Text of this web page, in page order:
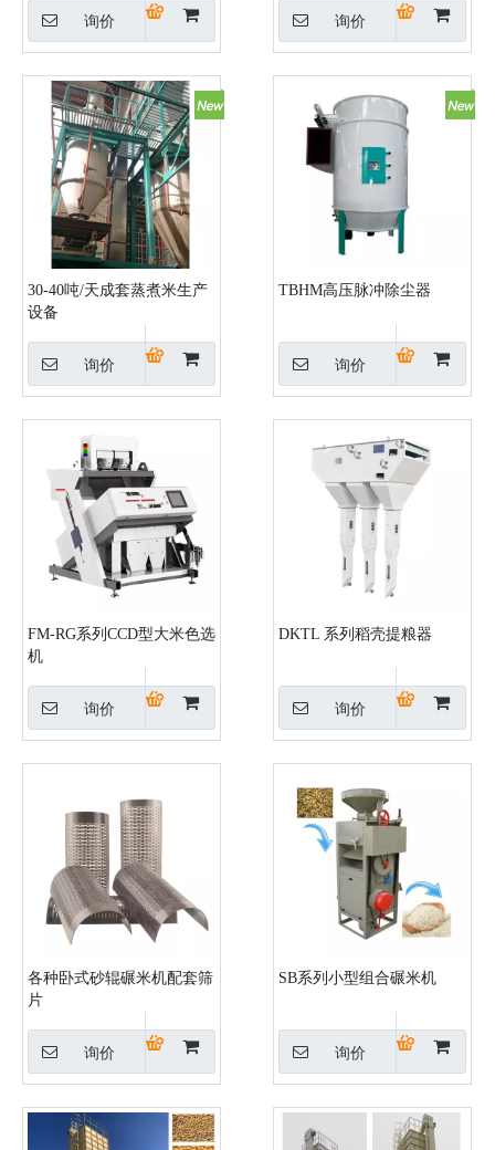
询价 询价
30-40吨/天成套蒸煮米生产
设备
询价
TBHM高压脉冲除尘器
询价
FM-RG系列CCD型大米色选
机
询价
DKTL 系列稻壳提粮器
询价
各种卧式砂辊碾米机配套筛
片
询价
SB系列小型组合碾米机
询价